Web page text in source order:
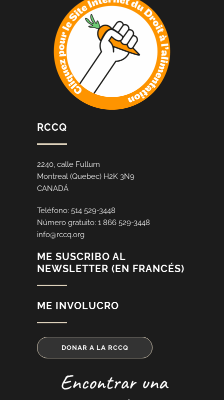
RCCQ
2240, calle Fullum
Montreal (Quebec) H2K 3N9
CANADÁ
Teléfono: 514 529-3448
Número gratuito: 1 866 529-3448
info@rccq.org
ME SUSCRIBO AL
NEWSLETTER (EN FRANCÉS)
ME INVOLUCRO
DONAR A LA RCCQ
Encontrar una